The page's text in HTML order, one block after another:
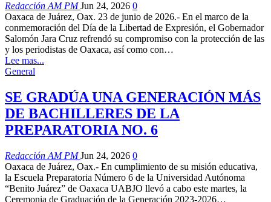
Redacción AM PMJun 24, 2026 0
Oaxaca de Juárez, Oax. 23 de junio de 2026.- En el marco de la
conmemoración del Día de la Libertad de Expresión, el Gobernador
Salomón Jara Cruz refrendó su compromiso con la protección de las
y los periodistas de Oaxaca, así como con…
Lee mas...
General
SE GRADÚA UNA GENERACIÓN MÁS
DE BACHILLERES DE LA
PREPARATORIA NO. 6
Redacción AM PMJun 24, 2026 0
Oaxaca de Juárez, Oax.- En cumplimiento de su misión educativa,
la Escuela Preparatoria Número 6 de la Universidad Autónoma
“Benito Juárez” de Oaxaca UABJO llevó a cabo este martes, la
Ceremonia de Graduación de la Generación 2023-2026…